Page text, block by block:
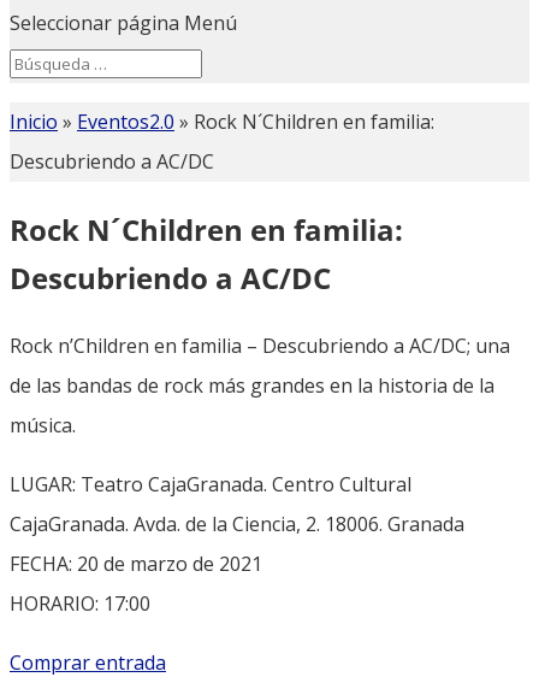
Seleccionar página Menú
Search
for...
Inicio » Eventos2.0 » Rock N´Children en familia:
Descubriendo a AC/DC
Rock N´Children en familia:
Descubriendo a AC/DC
Rock n’Children en familia – Descubriendo a AC/DC; una
de las bandas de rock más grandes en la historia de la
música.
LUGAR: Teatro CajaGranada. Centro Cultural
CajaGranada. Avda. de la Ciencia, 2. 18006. Granada
FECHA: 20 de marzo de 2021
HORARIO: 17:00
Comprar entrada